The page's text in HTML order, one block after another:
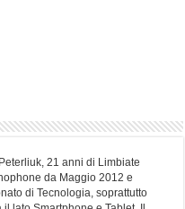
21 anni di Limbiate
da Maggio 2012 e
di Tecnologia, soprattutto